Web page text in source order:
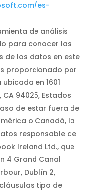
es-
de análisis
para conocer las
de los datos en este
proporcionado por
en 1601
CA 94025, Estados
de estar fuera de
o Canadá, la
responsable de
Ireland Ltd., que
4 Grand Canal
Dublín 2,
tipo de